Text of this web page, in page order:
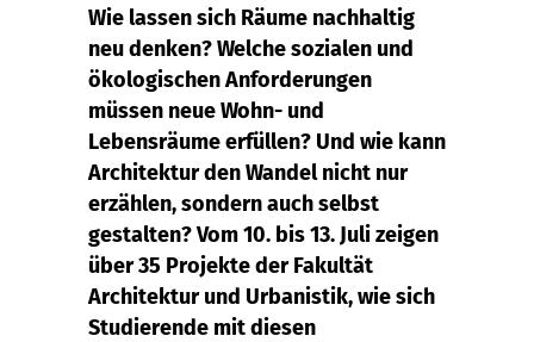
Wie lassen sich Räume nachhaltig
neu denken? Welche sozialen und
ökologischen Anforderungen
müssen neue Wohn- und
Lebensräume erfüllen? Und wie kann
Architektur den Wandel nicht nur
erzählen, sondern auch selbst
gestalten? Vom 10. bis 13. Juli zeigen
über 35 Projekte der Fakultät
Architektur und Urbanistik, wie sich
Studierende mit diesen